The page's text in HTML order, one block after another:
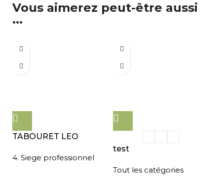
Vous aimerez peut-être aussi
...
TABOURET LEO
4. Siege professionnel
test
Tout les catégories